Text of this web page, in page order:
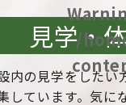
/
見学・
内の見学をしたい
しています。気に